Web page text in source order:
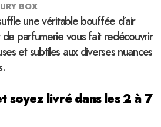
BOX
une véritable bouffée d’air
parfumerie vous fait redécouvrir
et subtiles aux diverses nuances
soyez livré dans les 2 à 7